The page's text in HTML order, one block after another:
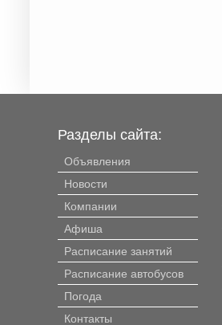
Разделы сайта:
Объявления
Новости
Компании
Афиша
Расписание занятий
Расписание автобусов
Погода
Контакты